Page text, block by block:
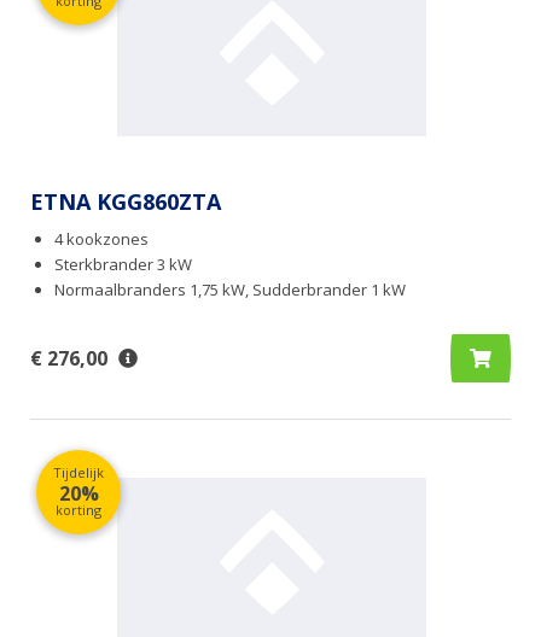
ETNA KGG860ZTA
4 kookzones
Sterkbrander 3 kW
Normaalbranders 1,75 kW, Sudderbrander 1 kW
€ 276,00
Tijdelijk
20%
korting